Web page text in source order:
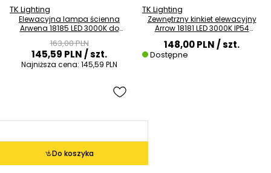
TK Lighting
Elewacyjna lampa ścienna
Arwena 18185 LED 3000K do
163,00 PLN
145,59 PLN/ szt.
Najniższa cena: 145,59 PLN
TK Lighting
Zewnętrzny kinkiet elewacyjny
Arrow 18181 LED 3000K IP54
148,00 PLN/ szt.
Dostępne
Do koszyka